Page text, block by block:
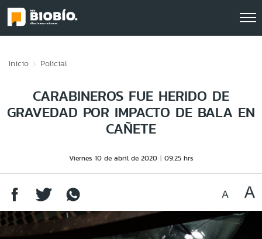
Inicio Policial
CARABINEROS FUE HERIDO DE
GRAVEDAD POR IMPACTO DE BALA EN
CAÑETE
Viernes 10 de abril de 2020 09:25 hrs